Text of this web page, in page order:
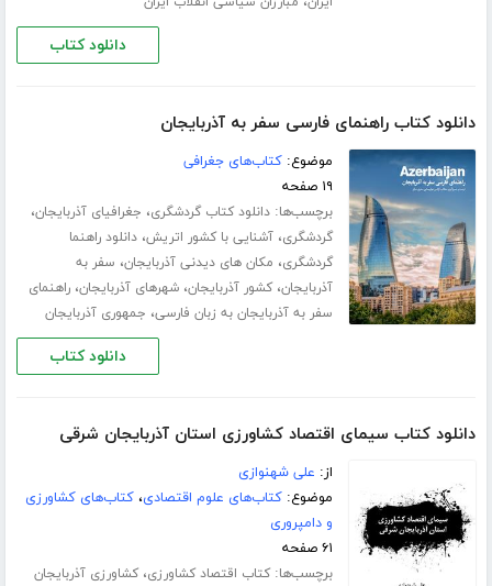
دانلود کتاب
دانلود کتاب راهنمای فارسی سفر به آذربایجان
موضوع:کتاب‌های جغرافی
۱۹ صفحه
برچسب‌ها:دانلود کتاب گردشگری، جغرافیای آذربایجان،
گردشگری،آشنایی با کشور اتریش،دانلود راهنما
گردشگری، مکان های دیدنی آذربایجان، سفر به
آذربایجان،کشور آذربایجان،شهرهای آذربایجان،راهنمای
سفر به آذربایجان به زبان فارسی، جمهوری آذربایجان
دانلود کتاب
دانلود کتاب سیمای اقتصاد کشاورزی استان آذربایجان شرقی
از: علی شهنوازی
موضوع:کتاب‌های علوم اقتصادی،کتاب‌های کشاورزی
و دامپروری
۶۱ صفحه
برچسب‌ها:کتاب اقتصاد کشاورزی،کشاورزی آذربایجان